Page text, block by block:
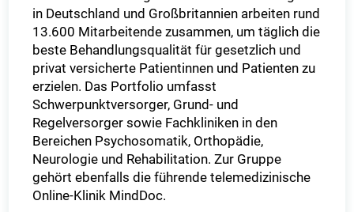
in Deutschland und Großbritannien arbeiten rund
13.600 Mitarbeitende zusammen, um täglich die
beste Behandlungsqualität für gesetzlich und
privat versicherte Patientinnen und Patienten zu
erzielen. Das Portfolio umfasst
Schwerpunktversorger, Grund- und
Regelversorger sowie Fachkliniken in den
Bereichen Psychosomatik, Orthopädie,
Neurologie und Rehabilitation. Zur Gruppe
gehört ebenfalls die führende telemedizinische
Online-Klinik MindDoc.